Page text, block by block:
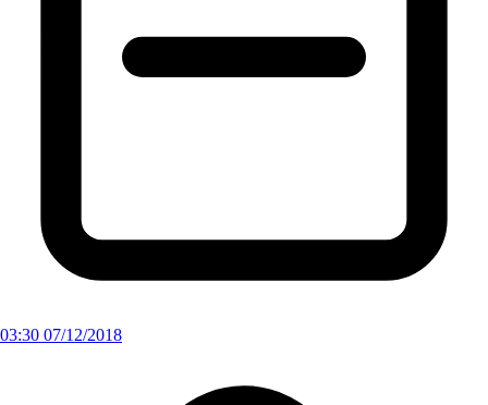
03:30 07/12/2018